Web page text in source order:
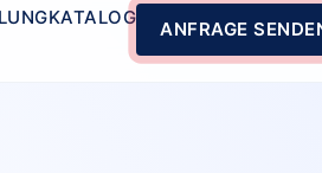
KATALOG
ANFRAGE